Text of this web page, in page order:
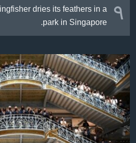
٩ dries its feathers in a
park in Singapore.